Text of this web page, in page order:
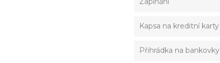
Kapsa na kreditní karty
Přihrádka na bankovky